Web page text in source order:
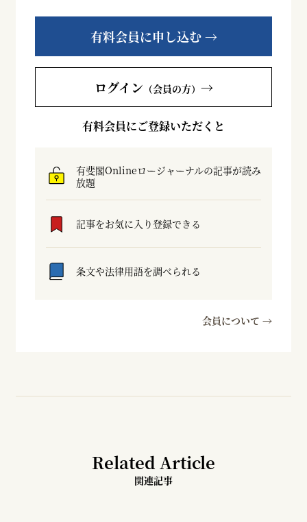
有料会員に申し込む →
ログイン （会員の方） →
有料会員にご登録いただくと
有斐閣Onlineロージャーナルの記事が読み
放題
記事をお気に入り登録できる
条文や法律用語を調べられる
会員について →
Related Article
関連記事